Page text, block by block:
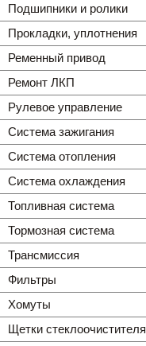
Подшипники и ролики
Прокладки, уплотнения
Ременный привод
Ремонт ЛКП
Рулевое управление
Система зажигания
Система отопления
Система охлаждения
Топливная система
Тормозная система
Трансмиссия
Фильтры
Хомуты
Щетки стеклоочистителя